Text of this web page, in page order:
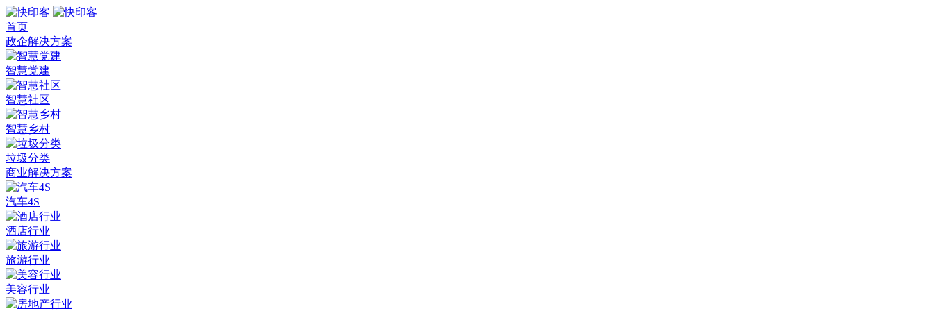
首页
政企解决方案
智慧党建
智慧社区
智慧乡村
垃圾分类
商业解决方案
汽车4S
酒店行业
旅游行业
美容行业